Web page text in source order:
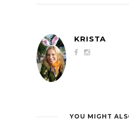
KRISTA
YOU MIGHT